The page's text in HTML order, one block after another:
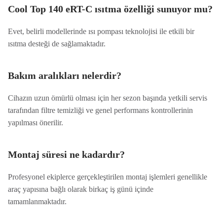
Cool Top 140 eRT-C ısıtma özelliği sunuyor mu?
Evet, belirli modellerinde ısı pompası teknolojisi ile etkili bir
ısıtma desteği de sağlamaktadır.
Bakım aralıkları nelerdir?
Cihazın uzun ömürlü olması için her sezon başında yetkili servis
tarafından filtre temizliği ve genel performans kontrollerinin
yapılması önerilir.
Montaj süresi ne kadardır?
Profesyonel ekiplerce gerçekleştirilen montaj işlemleri genellikle
araç yapısına bağlı olarak birkaç iş günü içinde
tamamlanmaktadır.